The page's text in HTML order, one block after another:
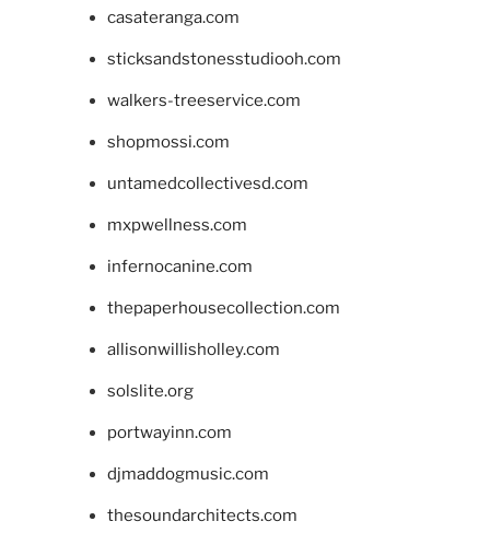
casateranga.com
sticksandstonesstudiooh.com
walkers-treeservice.com
shopmossi.com
untamedcollectivesd.com
mxpwellness.com
infernocanine.com
thepaperhousecollection.com
allisonwillisholley.com
solslite.org
portwayinn.com
djmaddogmusic.com
thesoundarchitects.com